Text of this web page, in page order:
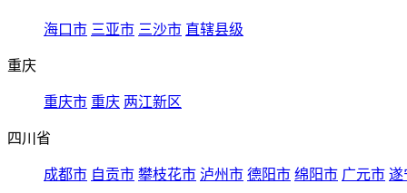
海口市 三亚市 三沙市 直辖县级
重庆
重庆市 重庆 两江新区
四川省
成都市 自贡市 攀枝花市 泸州市 德阳市 绵阳市 广元市 遂